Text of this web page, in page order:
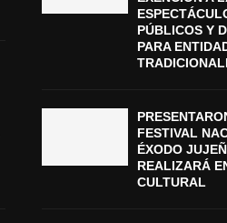
PÚBLICOS Y
PARA
FESTIVAL
ÉXODO
REALIZARÁ
CULTURAL